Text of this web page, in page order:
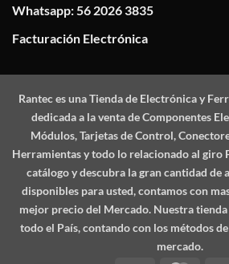
Whatsapp: 56 2026 3835
Facturación Electrónica
Ranteces una Tienda de Electrónica y
dedicada a la venta de Componentes
Módulos, Tarjetas de Control,
Herramientas y todo lo relacionado al giro
catálogo y descubra la gran cantidad de
disponibles para usted, contamos con
mejor precio del Mercado. Nuestra
todo el País, contando con los métodos
mercado.